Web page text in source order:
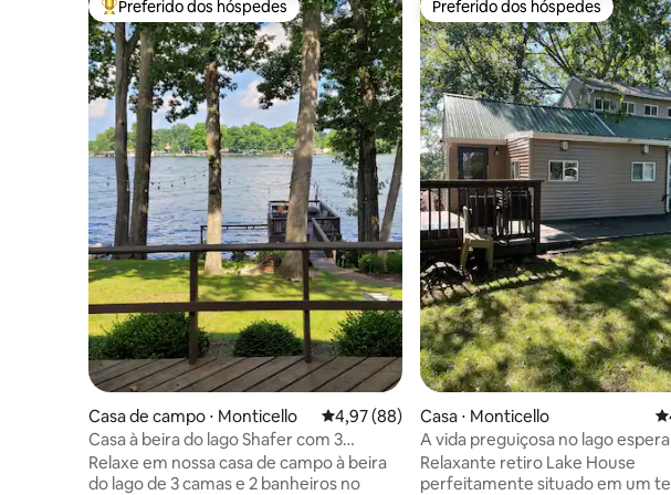
Entre os melhores preferidos dos hóspedes
Preferido dos hóspedes
Casa de campo ⋅ Monticello 4,97 de uma avaliação média de 5, 88
4,97 (88)
Casa à beira do lago Shafer com 3
quartos e 2 banheiros
Relaxe em nossa casa de campo à beira
do lago de 3 camas e 2 banheiros no
Preferido dos hóspedes
Preferido dos hóspedes
Casa ⋅ Monticello
A vida preguiçosa no lago
você!
Relaxante retiro Lake House
perfeitamente situado em um